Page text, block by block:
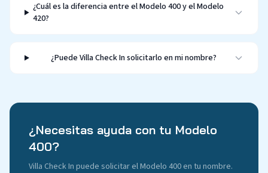
¿Cuál es la diferencia entre el Modelo 400 y el Modelo
420?
¿Puede Villa Check In solicitarlo en mi nombre?
¿Necesitas ayuda con tu Modelo
400?
Villa Check In puede solicitar el Modelo 400 en tu nombre.